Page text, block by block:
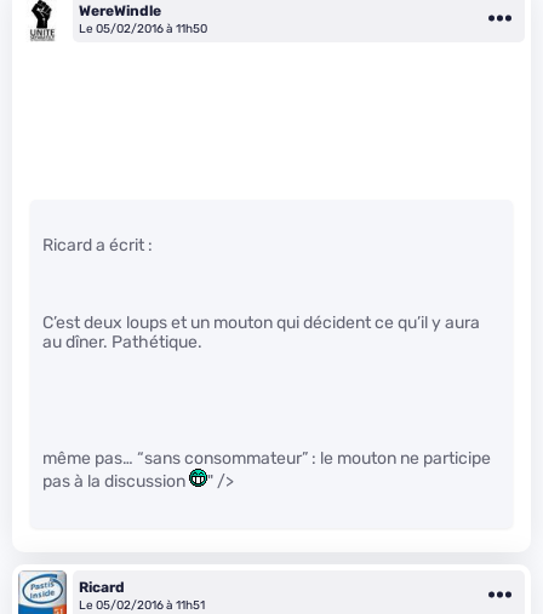
WereWindle
Le 05/02/2016 à 11h50
Ricard a écrit :
C’est deux loups et un mouton qui décident ce qu’il y aura
au dîner. Pathétique.
même pas… “sans consommateur” : le mouton ne participe
pas à la discussion
" />
Ricard
Le 05/02/2016 à 11h51